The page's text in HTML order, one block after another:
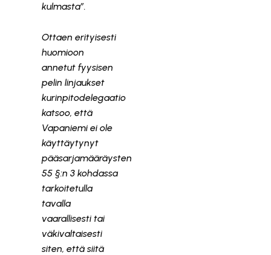
kulmasta”.
Ottaen erityisesti
huomioon
annetut fyysisen
pelin linjaukset
kurinpitodelegaatio
katsoo, että
Vapaniemi ei ole
käyttäytynyt
pääsarjamääräysten
55 §:n 3 kohdassa
tarkoitetulla
tavalla
vaarallisesti tai
väkivaltaisesti
siten, että siitä